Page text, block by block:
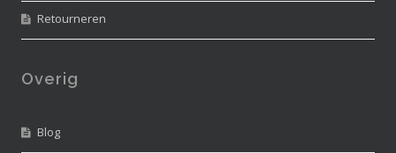
Retourneren
Overig
Blog